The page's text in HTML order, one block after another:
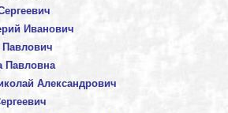
Иванович
Павловна
Александрович